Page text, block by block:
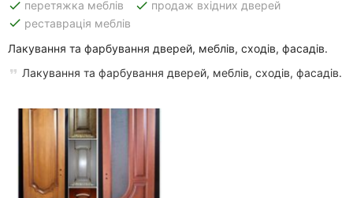
done перетяжка меблів done продаж вхідних дверей
done реставрація меблів
Лакування та фарбування дверей, меблів, сходів, фасадів.
Лакування та фарбування дверей, меблів, сходів, фасадів.